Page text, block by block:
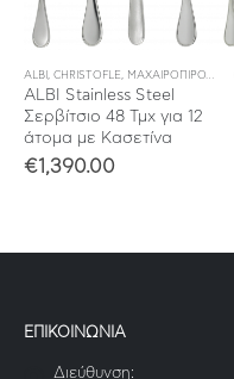
ΜΑΧΑΙΡΟΠΙΡΟΥΝΑ,ΣΥΛΛΟΓΕΣ
ALBI , CHRISTOFLE, ΜΑΧΑΙΡΟΠΙΡΟΥΝΑ
ALBI Stainless Steel
Σερβίτσιο 48 Τμχ για 12
άτομα με Κασετίνα
€1,390.00
ΕΠΙΚΟΙΝΩΝΙΑ
Διεύθυνση: